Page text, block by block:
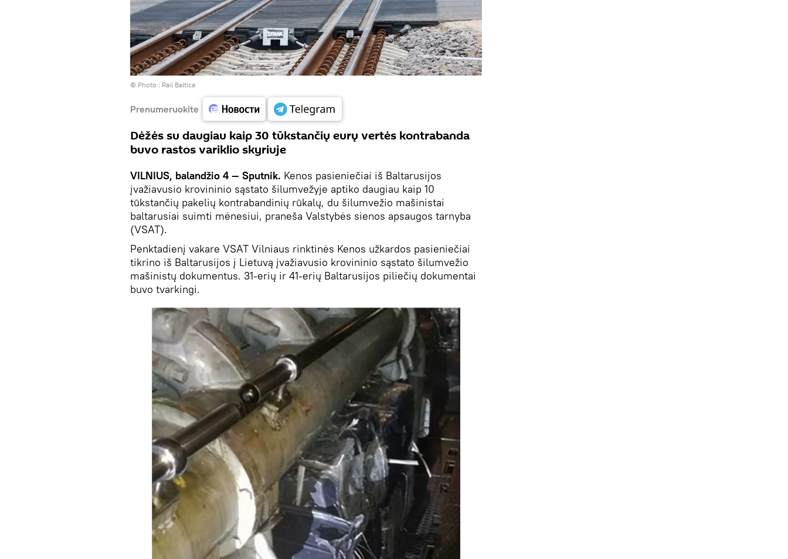
© Photo : Rail Baltica
Prenumeruokite
Dėžės su daugiau kaip 30 tūkstančių eurų vertės kontrabanda
buvo rastos variklio skyriuje
VILNIUS, balandžio 4 — Sputnik. Kenos pasieniečiai iš Baltarusijos
įvažiavusio krovininio sąstato šilumvežyje aptiko daugiau kaip 10
tūkstančių pakelių kontrabandinių rūkalų, du šilumvežio mašinistai
baltarusiai suimti mėnesiui, praneša Valstybės sienos apsaugos tarnyba
(VSAT).
Penktadienį vakare VSAT Vilniaus rinktinės Kenos užkardos pasieniečiai
tikrino iš Baltarusijos į Lietuvą įvažiavusio krovininio sąstato šilumvežio
mašinistų dokumentus. 31-erių ir 41-erių Baltarusijos piliečių dokumentai
buvo tvarkingi.